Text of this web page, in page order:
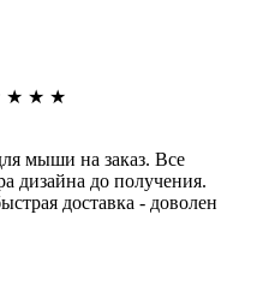
★ ★ ★
мыши на заказ. Все
дизайна до получения.
доставка - доволен